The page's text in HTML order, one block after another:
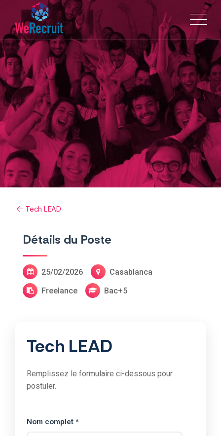
Tech LEAD
Détails du Poste
25/02/2026
Casablanca
Freelance
Bac+5
Tech LEAD
Remplissez le formulaire ci-dessous pour
postuler.
Nom complet *